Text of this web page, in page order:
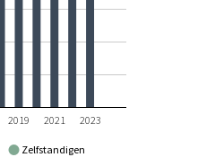
Zelfstandigen
2019 2021 2023